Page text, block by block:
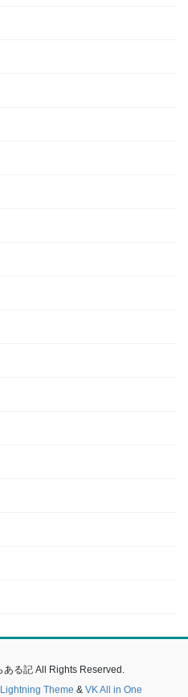
る記 All Rights Reserved.
Lightning Theme & VK All in One